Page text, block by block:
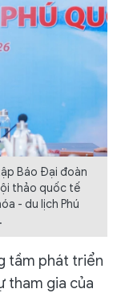
Báo Đại đoàn
thảo quốc tế
- du lịch Phú
tầm phát triển
tham gia của